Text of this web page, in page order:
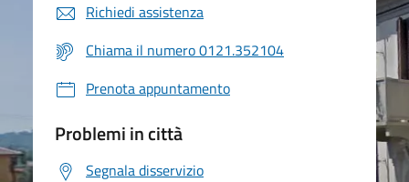
Richiedi assistenza
Chiama il numero 0121.352104
Prenota appuntamento
Problemi in città
Segnala disservizio